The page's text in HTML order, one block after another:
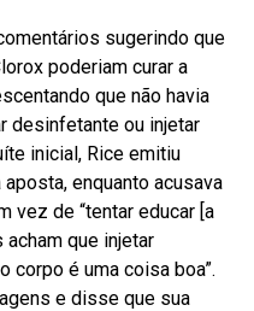
sugerindo que
poderiam curar a
que não havia
desinfetante ou injetar
inicial, Rice emitiu
enquanto acusava
vez de “tentar educar [a
que injetar
corpo é uma coisa boa”.
e disse que sua